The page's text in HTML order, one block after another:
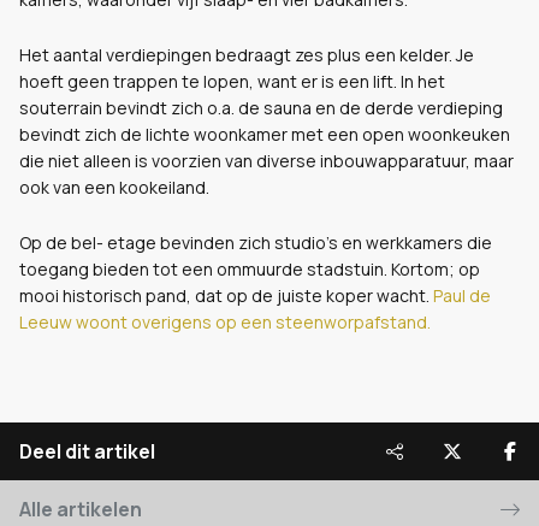
Het aantal verdiepingen bedraagt zes plus een kelder. Je
hoeft geen trappen te lopen, want er is een lift. In het
souterrain bevindt zich o.a. de sauna en de derde verdieping
bevindt zich de lichte woonkamer met een open woonkeuken
die niet alleen is voorzien van diverse inbouwapparatuur, maar
ook van een kookeiland.
Op de bel- etage bevinden zich studio's en werkkamers die
toegang bieden tot een ommuurde stadstuin. Kortom; op
mooi historisch pand, dat op de juiste koper wacht. Paul de
Leeuw woont overigens op een steenworpafstand.
Deel dit artikel
Alle artikelen